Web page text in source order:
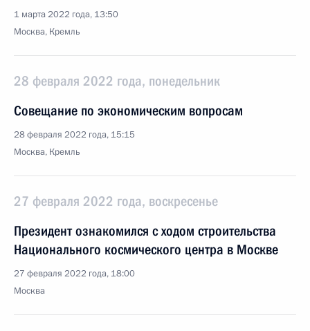
1 марта 2022 года, 13:50
Москва, Кремль
28 февраля 2022 года, понедельник
Совещание по экономическим вопросам
28 февраля 2022 года, 15:15
Москва, Кремль
27 февраля 2022 года, воскресенье
Президент ознакомился с ходом строительства
Национального космического центра в Москве
27 февраля 2022 года, 18:00
Москва